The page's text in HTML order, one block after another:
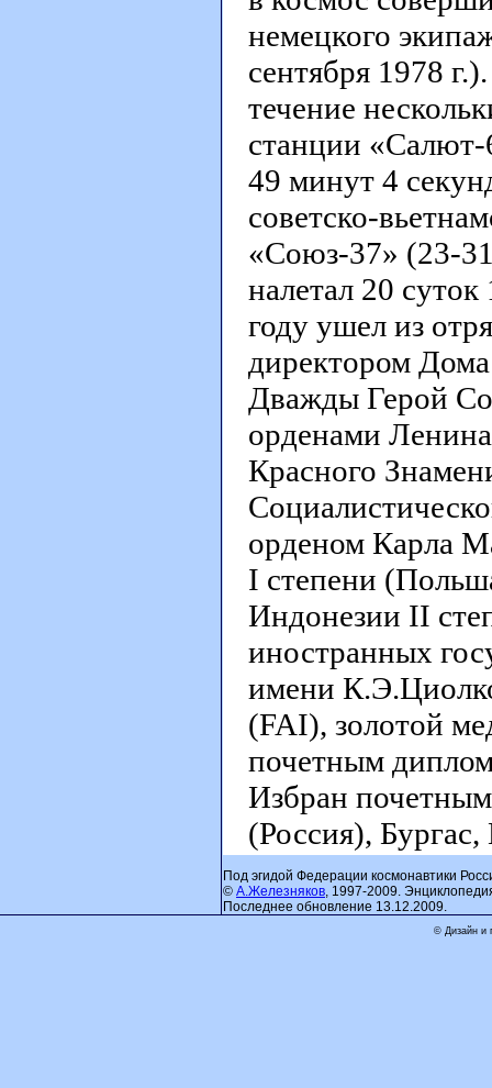
немецкого
сентября 1978
течение
станции «Салют-
49 минут 4
советско-
«Союз-37» (23-
налетал 20
году ушел из
директором
Дважды Герой
орденами
Красного
орденом Карла
I степени
Индонезии II
иностранных
имени
(FAI), золотой
почетным
Избран
(Россия),
Под эгидой Федерации космонавтики
© А.Железняков, 1997-2009.
Последнее обновление 13.12.2009.
© Дизайн и